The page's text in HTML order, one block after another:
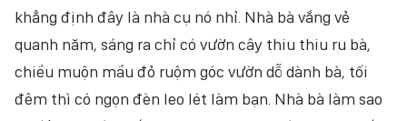
khẳng định đây là nhà cụ nó nhỉ. Nhà bà vắng vẻ
quanh năm, sáng ra chỉ có vườn cây thiu thiu ru bà,
chiều muộn mầu đỏ ruộm góc vườn dỗ dành bà, tối
đêm thì có ngọn đèn leo lét làm bạn. Nhà bà làm sao